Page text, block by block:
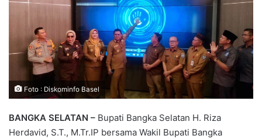
Foto : Diskominfo Basel
BANGKA SELATAN – Bupati Bangka Selatan H. Riza
Herdavid, S.T., M.Tr.IP bersama Wakil Bupati Bangka